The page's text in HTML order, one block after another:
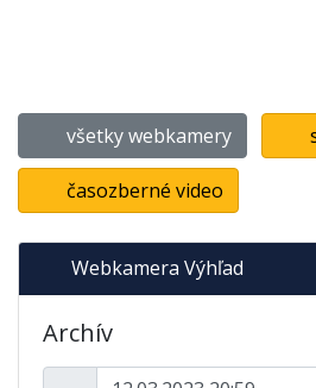
všetky webkamery
časozberné video
Webkamera Výhľad
Archív